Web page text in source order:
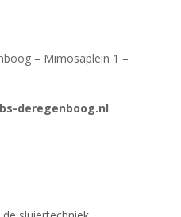
– Mimosaplein 1 –
deregenboog.nl